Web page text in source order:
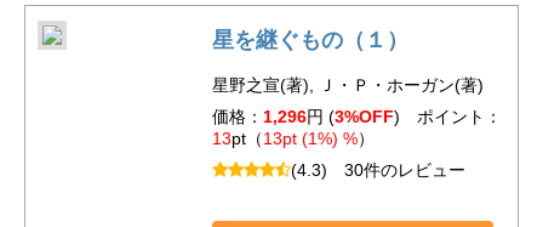
星を継ぐもの（１）
星野之宣(著), Ｊ・Ｐ・ホーガン(著)
価格： 1,296円 (3%OFF) ポイント：
13pt（13pt (1%) %）
(4.3) 30件のレビュー